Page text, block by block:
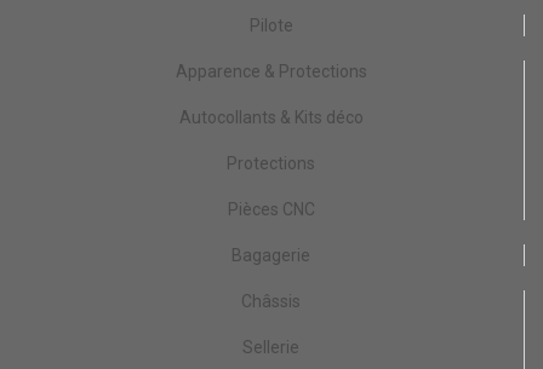
Pilote
Apparence & Protections
Autocollants & Kits déco
Protections
Pièces CNC
Bagagerie
Châssis
Sellerie